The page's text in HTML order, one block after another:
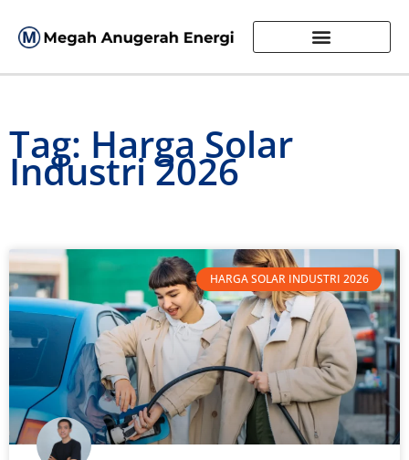
Tag: Harga Solar
Industri 2026
HARGA SOLAR INDUSTRI 2026